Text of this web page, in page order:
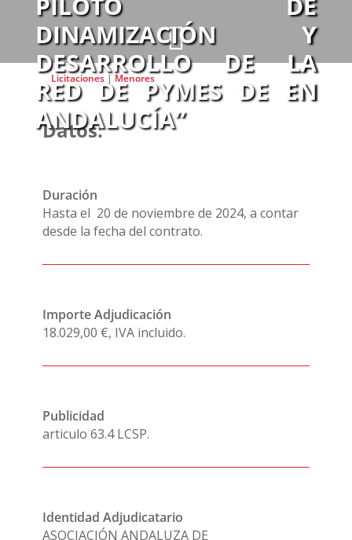

DINAMIZACIÓN Y
DESARROLLO DE LA
RED DE PYMES DE
EN
ANDALUCÍA”
Licitaciones|Menores
Datos:
Duración
Hasta el 20 de noviembre de 2024, a contar
desde la fecha del contrato.
Importe Adjudicación
18.029,00 €, IVA incluido.
Publicidad
articulo 63.4 LCSP.
Identidad Adjudicatario
ASOCIACIÓN ANDALUZA DE